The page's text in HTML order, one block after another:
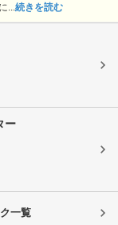
... 続きを読む
ー
一覧